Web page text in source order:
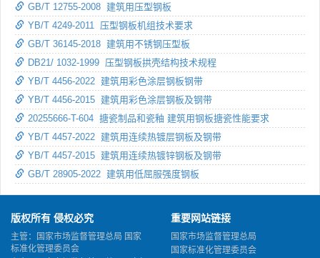
GB/T 12755-2008 建筑用压型钢板
YB/T 4249-2011 压型钢板机组技术要求
GB/T 36145-2018 建筑用不锈钢压型板
DB21/ 1032-1999 压型钢板拱壳结构技术规程
YB/T 4456-2022 建筑用彩色涂层钢板钢带
YB/T 4456-2015 建筑用彩色涂层钢板及钢带
20255666-T-604 搪瓷制品和瓷釉 建筑用钢板搪瓷性能要求
YB/T 4457-2022 建筑用连续热镀层钢板及钢带
YB/T 4457-2015 建筑用连续热镀锌钢板及钢带
GB/T 28905-2022 建筑用低屈服强度钢板
版权所有 侵权必究
主管：国家市场监督管理总局 国家
标准化管理委员会
重要网站链接
国家市场监督管理总局
国家标准化管理委员会